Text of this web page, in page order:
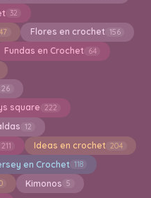
32
47 Flores en crochet 156
Fundas en Crochet 64
26
square 222
12
211 Ideas en crochet 204
en Crochet 118
Kimonos 5